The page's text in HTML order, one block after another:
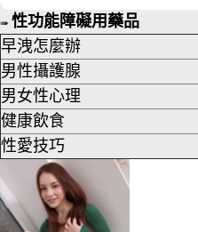
➠ 性功能障礙用藥品
早洩怎麼辦
男性攝護腺
男女性心理
健康飲食
性愛技巧